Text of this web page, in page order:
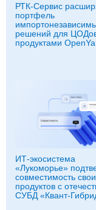
РТК-Сервис
портфель
решений для
продуктами
ИТ-экосистема
«Лукоморье»
совместимость
продуктов с
СУБД «Квант-